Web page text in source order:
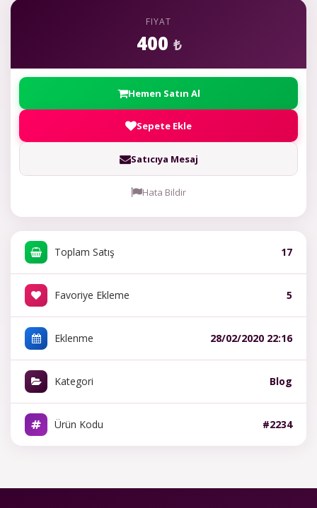
FIYAT
400 ₺
Hemen Satın Al
Sepete Ekle
Satıcıya Mesaj
Hata Bildir
Toplam Satış 17
Favoriye Ekleme 5
Eklenme 28/02/2020 22:16
Kategori Blog
Ürün Kodu #2234